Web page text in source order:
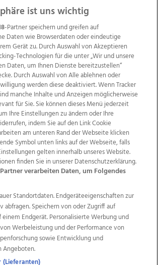
Mediadaten Kontakt
Jobs
Impressum
AGB Anzeigekunden
Ehrenkodex Politische Werbung
des Medienhauses Wimmer
i.at OÖNow
Ischler Woche
OÖNachrichten
OÖN Immobilien
OÖN Reise
Promenaden Galerien
wasistlos.at wirtrauern.at
ist uns wichtig
-Partner speichern und greifen auf
Daten wie Browserdaten oder eindeutige
Gerät zu. Durch Auswahl von Akzeptieren
Technologien für die unter „Wir und unsere
Daten, um Ihnen Dienste bereitzustellen“
Durch Auswahl von Alle ablehnen oder
werden diese deaktiviert. Wenn Tracker
manche Inhalte und Anzeigen möglicherweise
für Sie. Sie können dieses Menü jederzeit
Ihre Einstellungen zu ändern oder Ihre
indem Sie auf den Link Cookie
am unteren Rand der Webseite klicken
Symbol unten links auf der Webseite, falls
gelten innerhalb unseres Website.
finden Sie in unserer Datenschutzerklärung.
verarbeiten Daten, um Folgendes
Standortdaten. Endgeräteeigenschaften zur
abfragen. Speichern von oder Zugriff auf
Endgerät. Personalisierte Werbung und
Werbeleistung und der Performance von
sowie Entwicklung und
Angeboten.
(Lieferanten)